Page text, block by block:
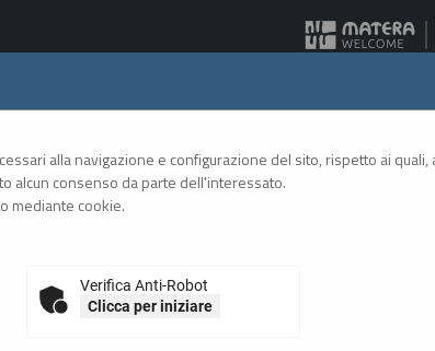
A GRAFICATESTO
alla navigazione e configurazione del sito, rispetto ai
alcun consenso da parte dell'interessato.
mediante cookie.
Verifica Anti-Robot
Clicca per iniziare